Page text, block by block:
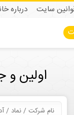
سایت درباره
اولین